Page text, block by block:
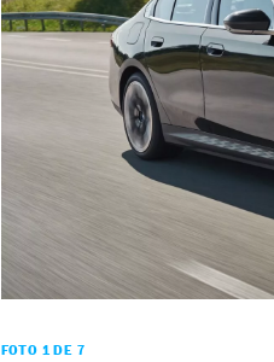
FOTO 1 DE 7